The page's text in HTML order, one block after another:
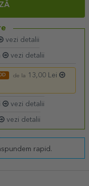
vezi detalii
vezi detalii
de la
13,00 Lei
vezi detalii
vezi detalii
rapid.